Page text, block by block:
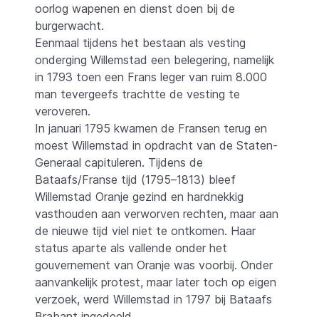
oorlog wapenen en dienst doen bij de
burgerwacht.
Eenmaal tijdens het bestaan als vesting
onderging Willemstad een belegering, namelijk
in 1793 toen een Frans leger van ruim 8.000
man tevergeefs trachtte de vesting te
veroveren.
In januari 1795 kwamen de Fransen terug en
moest Willemstad in opdracht van de Staten-
Generaal capituleren. Tijdens de
Bataafs/Franse tijd (1795–1813) bleef
Willemstad Oranje gezind en hardnekkig
vasthouden aan verworven rechten, maar aan
de nieuwe tijd viel niet te ontkomen. Haar
status aparte als vallende onder het
gouvernement van Oranje was voorbij. Onder
aanvankelijk protest, maar later toch op eigen
verzoek, werd Willemstad in 1797 bij Bataafs